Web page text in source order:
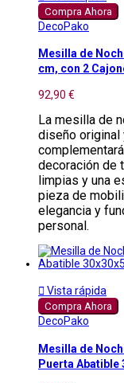
Compra Ahora
DecoPako
Mesilla de
cm, con 2
92,90 €
La mesilla de
diseño
decoración de
limpias y una
pieza de
elegancia y
personal.
 Vista rápida
Compra Ahora
DecoPako
Mesilla de
Puerta Abatible